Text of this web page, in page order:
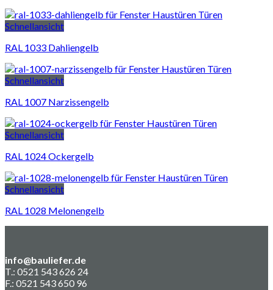
Schnellansicht
RAL 1033 Dahliengelb
Schnellansicht
RAL 1007 Narzissengelb
Schnellansicht
RAL 1024 Ockergelb
Schnellansicht
RAL 1028 Melonengelb
info@bauliefer.de
T.: 0521 543 626 24
F.: 0521 543 650 96